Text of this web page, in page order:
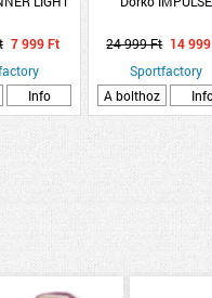
7 999 Ft
Info
24 999 Ft 14
Sportfactory
A bolthoz